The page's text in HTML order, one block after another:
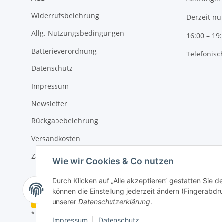
Wie wir Cookies & Co nutzen
Durch Klicken auf „Alle akzeptieren“ gestatten Sie
können die Einstellung jederzeit ändern
unserer Datenschutzerklärung.
Impressum Datenschutz
Widerrufsbelehrung
Allg. Nutzungsbedingungen
Batterieverordnung
Datenschutz
Impressum
Newsletter
Rückgabebelehrung
Versandkosten
Zahlungsmöglichkeiten
Derzeit
16:00 –
Vertrag widerrufen
* Alle Preise inkl. gesetzlicher USt., zzgl.